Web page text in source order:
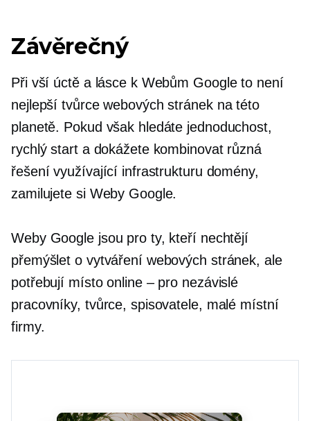
Závěrečný
Při vší úctě a lásce k Webům Google to není
nejlepší tvůrce webových stránek na této
planetě. Pokud však hledáte jednoduchost,
rychlý start a dokážete kombinovat různá
řešení využívající infrastrukturu domény,
zamilujete si Weby Google.
Weby Google jsou pro ty, kteří nechtějí
přemýšlet o vytváření webových stránek, ale
potřebují místo online – pro nezávislé
pracovníky, tvůrce, spisovatele, malé místní
firmy.